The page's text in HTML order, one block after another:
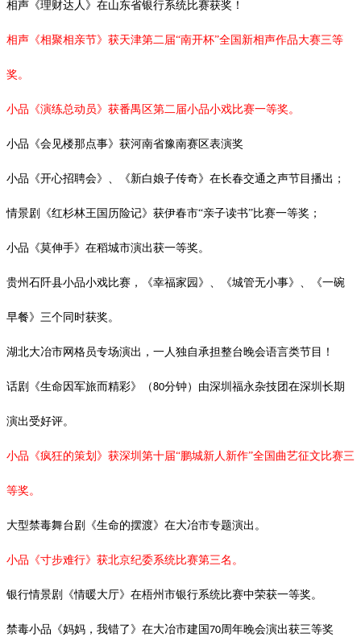
相声《理财达人》在山东省银行系统比赛获奖！
相声《相聚相亲节》获天津第二届“南开杯”全国新相声作品大赛三等
奖。
小品《演练总动员》获番禺区第二届小品小戏比赛一等奖。
小品《会见楼那点事》获河南省豫南赛区表演奖
小品《开心招聘会》、《新白娘子传奇》在长春交通之声节目播出；
情景剧《红杉林王国历险记》获伊春市“亲子读书”比赛一等奖；
小品《莫伸手》在稻城市演出获一等奖。
贵州石阡县小品小戏比赛，《幸福家园》、《城管无小事》、《一碗
早餐》三个同时获奖。
湖北大冶市网格员专场演出，一人独自承担整台晚会语言类节目！
话剧《生命因军旅而精彩》（80分钟）由深圳福永杂技团在深圳长期
演出受好评。
小品《疯狂的策划》获深圳第十届“鹏城新人新作”全国曲艺征文比赛三
等奖。
大型禁毒舞台剧《生命的摆渡》在大冶市专题演出。
小品《寸步难行》获北京纪委系统比赛第三名。
银行情景剧《情暖大厅》在梧州市银行系统比赛中荣获一等奖。
禁毒小品《妈妈，我错了》在大冶市建国70周年晚会演出获三等奖